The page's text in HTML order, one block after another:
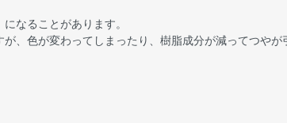
なることがあります。
、色が変わってしまったり、樹脂成分が減ってつやが